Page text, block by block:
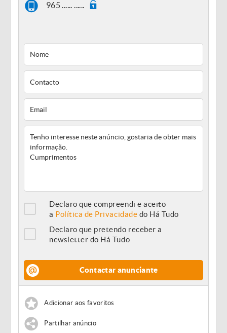
965 ...... ......
Declaro que compreendi e aceito
a Política de Privacidade do Há Tudo
Declaro que pretendo receber a
newsletter do Há Tudo
Contactar anunciante
Adicionar aos favoritos
Partilhar anúncio